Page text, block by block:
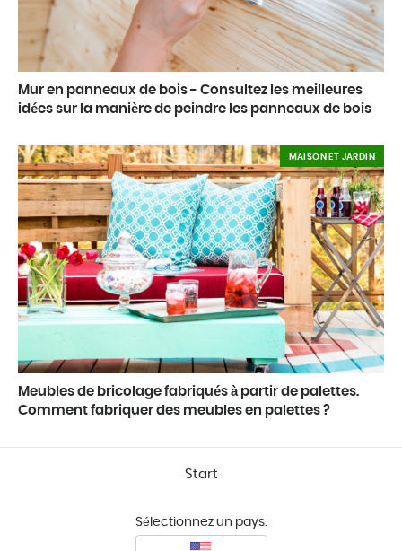
Mur en panneaux de bois - Consultez les meilleures
idées sur la manière de peindre les panneaux de bois
Meubles de bricolage fabriqués à partir de palettes.
Comment fabriquer des meubles en palettes ?
MAISON ET JARDIN
Start
Sélectionnez un pays: